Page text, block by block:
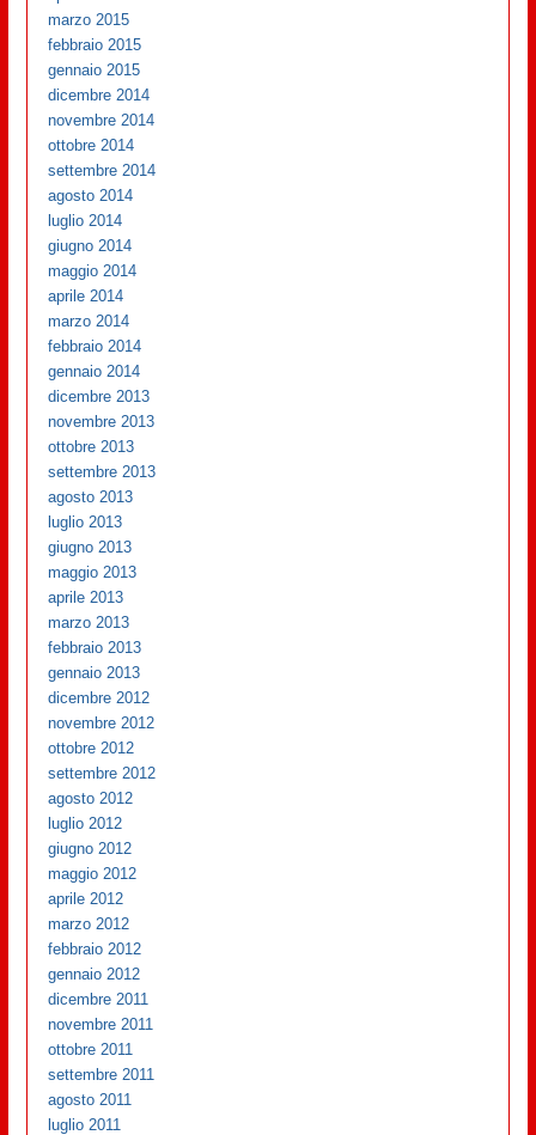
marzo 2015
febbraio 2015
gennaio 2015
dicembre 2014
novembre 2014
ottobre 2014
settembre 2014
agosto 2014
luglio 2014
giugno 2014
maggio 2014
aprile 2014
marzo 2014
febbraio 2014
gennaio 2014
dicembre 2013
novembre 2013
ottobre 2013
settembre 2013
agosto 2013
luglio 2013
giugno 2013
maggio 2013
aprile 2013
marzo 2013
febbraio 2013
gennaio 2013
dicembre 2012
novembre 2012
ottobre 2012
settembre 2012
agosto 2012
luglio 2012
giugno 2012
maggio 2012
aprile 2012
marzo 2012
febbraio 2012
gennaio 2012
dicembre 2011
novembre 2011
ottobre 2011
settembre 2011
agosto 2011
luglio 2011